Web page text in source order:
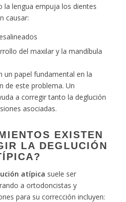
la lengua empuja los dientes
causar:
del maxilar y la mandíbula
un papel fundamental en la
de este problema. Un
a corregir tanto la deglución
asociadas.
EXISTEN
LA DEGLUCIÓN
atípica suele ser
a ortodoncistas y
para su corrección incluyen: